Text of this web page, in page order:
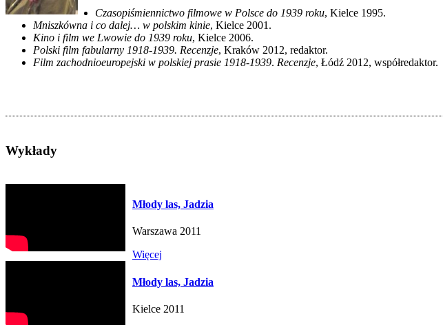
Czasopiśmiennictwo filmowe w Polsce do 1939 roku, Kielce 1995.
Mniszkówna i co dalej… w polskim kinie, Kielce 2001.
Kino i film we Lwowie do 1939 roku, Kielce 2006.
Polski film fabularny 1918-1939. Recenzje, Kraków 2012, redaktor.
Film zachodnioeuropejski w polskiej prasie 1918-1939. Recenzje, Łódź 2012, współredaktor.
Wykłady
Młody las, Jadzia
Warszawa 2011
Więcej
Młody las, Jadzia
Kielce 2011